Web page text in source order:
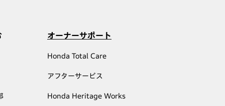
オーナーサポート
Honda Total Care
アフターサービス
Honda Heritage Works